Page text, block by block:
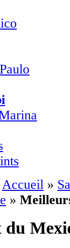
Accueil »
»